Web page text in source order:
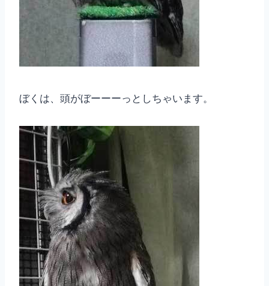
ぼくは、頭がぼーーーっとしちゃいます。